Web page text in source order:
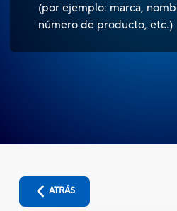
(por ejemplo: marca,
número de producto, etc.)
ATRÁS